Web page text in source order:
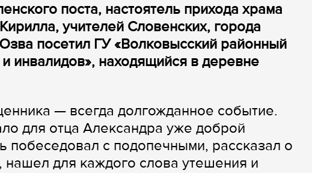
поста, настоятель прихода храма
учителей Словенских, города
посетил ГУ «Волковысский районный
инвалидов», находящийся в деревне
— всегда долгожданное событие.
для отца Александра уже доброй
побеседовал с подопечными, рассказал о
для каждого слова утешения и